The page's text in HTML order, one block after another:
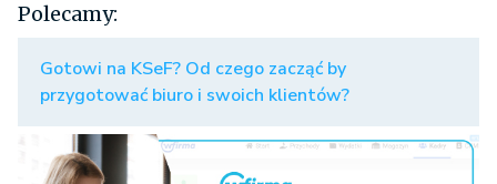
Polecamy:
Gotowi na KSeF? Od czego zacząć by
przygotować biuro i swoich klientów?